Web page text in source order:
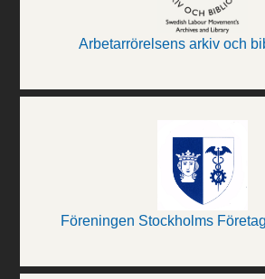
Arbetarrörelsens arkiv och
Föreningen Stockholms